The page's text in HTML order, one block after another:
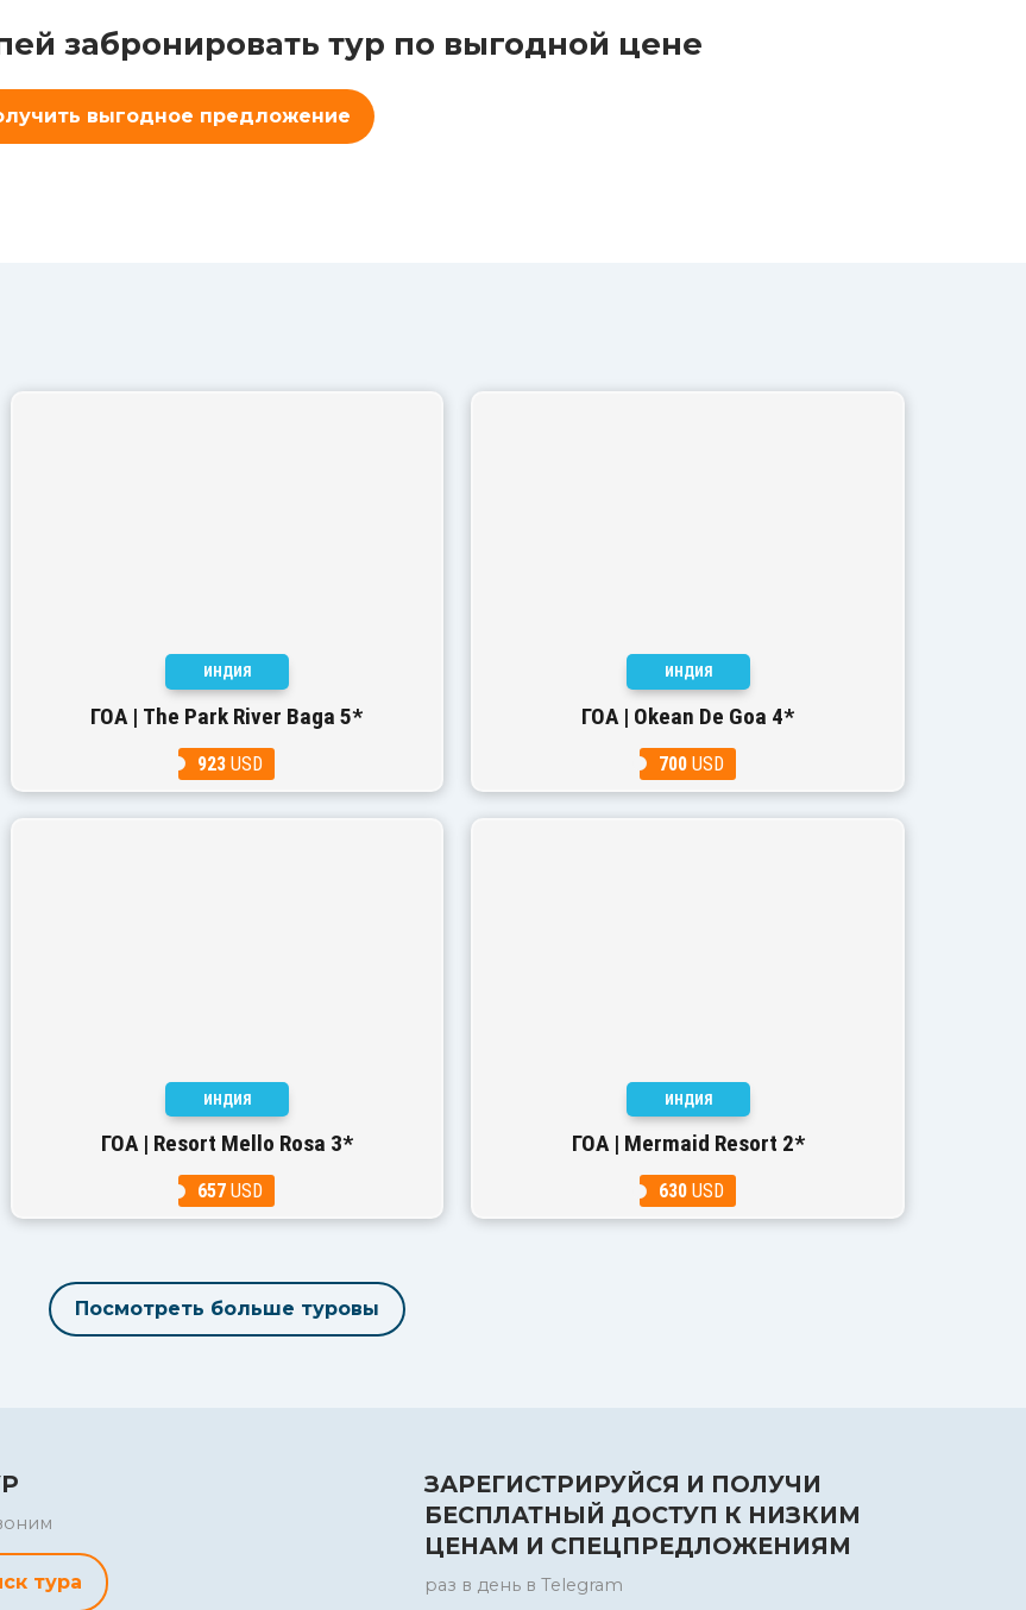
забронировать тур по выгодной цене
выгодное предложение
ИНДИЯ
ГОА | The Park River Baga 5*
923 USD
ИНДИЯ
ГОА | Okean De Goa 4*
700 USD
ИНДИЯ
ГОА | Resort Mello Rosa 3*
657 USD
ИНДИЯ
ГОА | Mermaid Resort 2*
630 USD
Посмотреть больше туровы
тура
ЗАРЕГИСТРИРУЙСЯ И ПОЛУЧИ
БЕСПЛАТНЫЙ ДОСТУП К НИЗКИМ
ЦЕНАМ И СПЕЦПРЕДЛОЖЕНИЯМ
раз в день в Telegram